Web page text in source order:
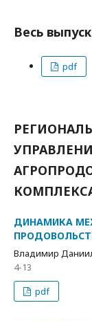
Весь выпуск
pdf
ДИНАМИКА
Владимир
4-13
pdf